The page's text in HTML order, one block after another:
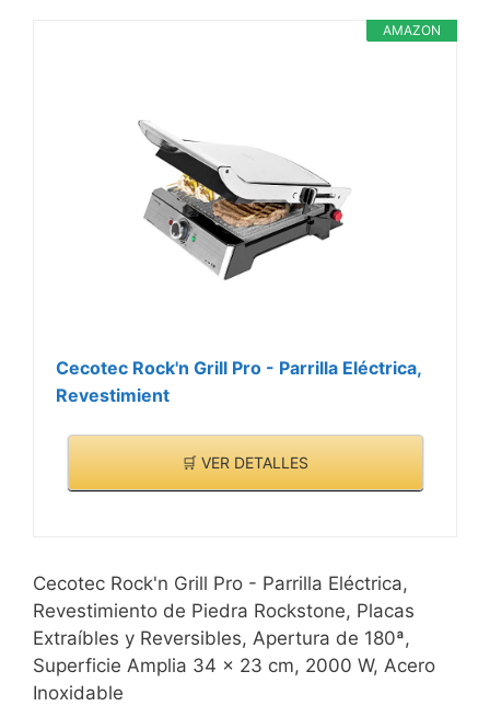
AMAZON
Cecotec Rock'n Grill Pro - Parrilla Eléctrica,
Revestimient
🛒 VER DETALLES
Cecotec Rock'n Grill Pro - Parrilla Eléctrica,
Revestimiento de Piedra Rockstone, Placas
Extraíbles y Reversibles, Apertura de 180ª,
Superficie Amplia 34 x 23 cm, 2000 W, Acero
Inoxidable